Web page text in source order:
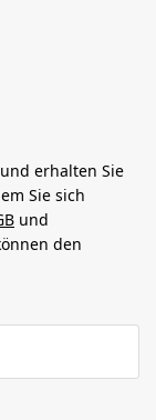
erhalten Sie
Sie sich
und
den